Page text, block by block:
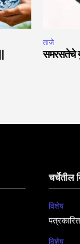
ताजे
समरसतेचे
चर्चेतील
विशेष